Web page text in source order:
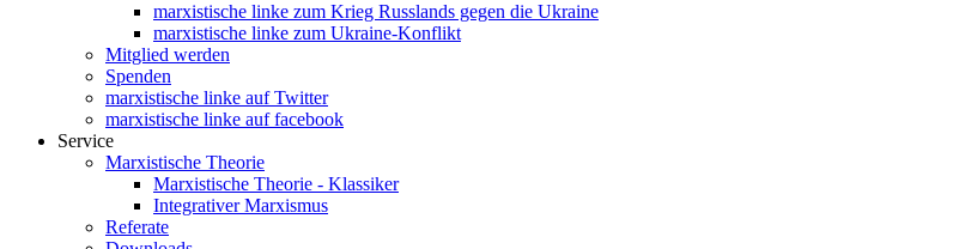
marxistische linke zum Krieg Russlands gegen die Ukraine
marxistische linke zum Ukraine-Konflikt
Mitglied werden
Spenden
marxistische linke auf Twitter
marxistische linke auf facebook
Service
Marxistische Theorie
Marxistische Theorie - Klassiker
Integrativer Marxismus
Referate